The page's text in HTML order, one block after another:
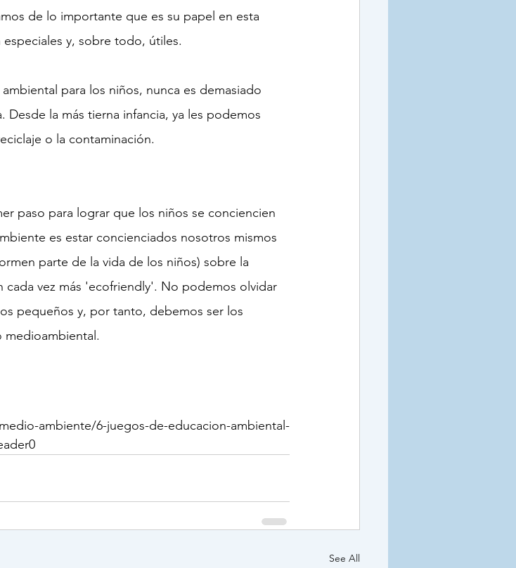
de lo importante que es su papel en esta
y, sobre todo, útiles.
la más tierna infancia, ya les podemos
o la contaminación.
es estar concienciados nosotros mismos
parte de la vida de los niños) sobre la
cada vez más 'ecofriendly'. No podemos olvidar
pequeños y, por tanto, debemos ser los
medioambiental.
ambiente/6-juegos-de-educacion-ambiental-
See All